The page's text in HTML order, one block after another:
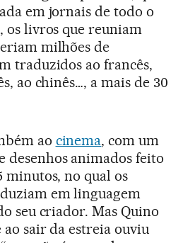
em jornais de todo o
os livros que reuniam
milhões de
traduzidos ao francês,
ao chinês…, a mais de 30
ao cinema, com um
desenhos animados feito
minutos, no qual os
em linguagem
seu criador. Mas Quino
sair da estreia ouviu